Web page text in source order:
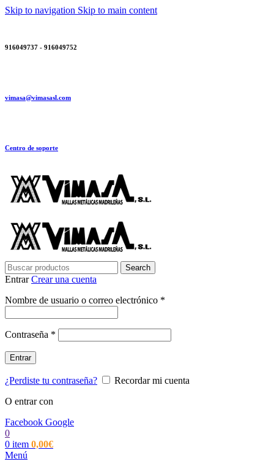
Skip to navigation Skip to main content
916049737 - 916049752
vimasa@vimasasl.com
Centro de soporte
Search
EntrarCrear una cuenta
Nombre de usuario o correo electrónico *
Contraseña *
Entrar
¿Perdiste tu contraseña?
Recordar mi cuenta
O entrar con
Facebook Google
0
0 item 0,00€
Menú